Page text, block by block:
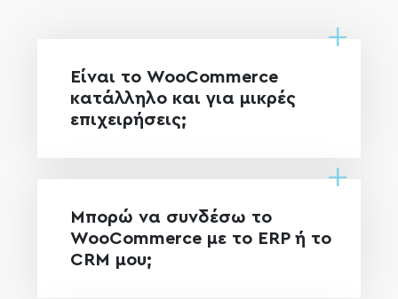
Είναι το WooCommerce
κατάλληλο και για μικρές
επιχειρήσεις;
Μπορώ να συνδέσω το
WooCommerce με το ERP ή το
CRM μου;